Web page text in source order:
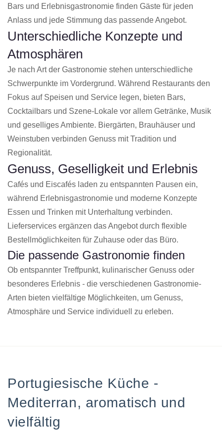
Bars und Erlebnisgastronomie finden Gäste für jeden
Anlass und jede Stimmung das passende Angebot.
Unterschiedliche Konzepte und
Atmosphären
Je nach Art der Gastronomie stehen unterschiedliche
Schwerpunkte im Vordergrund. Während Restaurants den
Fokus auf Speisen und Service legen, bieten Bars,
Cocktailbars und Szene-Lokale vor allem Getränke, Musik
und geselliges Ambiente. Biergärten, Brauhäuser und
Weinstuben verbinden Genuss mit Tradition und
Regionalität.
Genuss, Geselligkeit und Erlebnis
Cafés und Eiscafés laden zu entspannten Pausen ein,
während Erlebnisgastronomie und moderne Konzepte
Essen und Trinken mit Unterhaltung verbinden.
Lieferservices ergänzen das Angebot durch flexible
Bestellmöglichkeiten für Zuhause oder das Büro.
Die passende Gastronomie finden
Ob entspannter Treffpunkt, kulinarischer Genuss oder
besonderes Erlebnis - die verschiedenen Gastronomie-
Arten bieten vielfältige Möglichkeiten, um Genuss,
Atmosphäre und Service individuell zu erleben.
Portugiesische Küche -
Mediterran, aromatisch und
vielfältig